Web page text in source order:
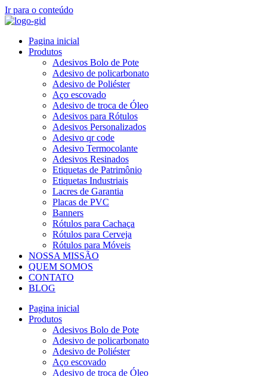
Ir para o conteúdo
Pagina inicial
Produtos
Adesivos Bolo de Pote
Adesivo de policarbonato
Adesivo de Poliéster
Aço escovado
Adesivo de troca de Óleo
Adesivos para Rótulos
Adesivos Personalizados
Adesivo qr code
Adesivo Termocolante
Adesivos Resinados
Etiquetas de Patrimônio
Etiquetas Industriais
Lacres de Garantia
Placas de PVC
Banners
Rótulos para Cachaça
Rótulos para Cerveja
Rótulos para Móveis
NOSSA MISSÃO
QUEM SOMOS
CONTATO
BLOG
Pagina inicial
Produtos
Adesivos Bolo de Pote
Adesivo de policarbonato
Adesivo de Poliéster
Aço escovado
Adesivo de troca de Óleo